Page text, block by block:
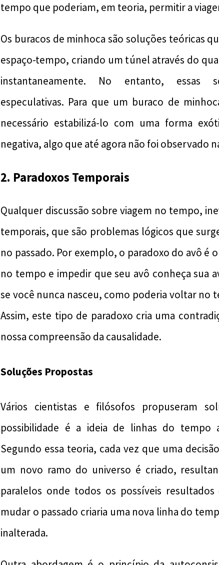
tempo que poderiam, em teoria, permitir a
Os buracos de minhoca são soluções teóricas
espaço-tempo, criando um túnel através do
instantaneamente. No entanto, essas
especulativas. Para que um buraco de
necessário estabilizá-lo com uma forma
negativa, algo que até agora não foi observado
2. Paradoxos Temporais
Qualquer discussão sobre viagem no tempo,
temporais, que são problemas lógicos que
no passado. Por exemplo, o paradoxo do avô é
no tempo e impedir que seu avô conheça sua
se você nunca nasceu, como poderia voltar no
Assim, este tipo de paradoxo cria uma
nossa compreensão da causalidade.
Soluções Propostas
Vários cientistas e filósofos propuseram
possibilidade é a ideia de linhas do tempo
Segundo essa teoria, cada vez que uma
um novo ramo do universo é criado,
paralelos onde todos os possíveis
mudar o passado criaria uma nova linha do
inalterada.